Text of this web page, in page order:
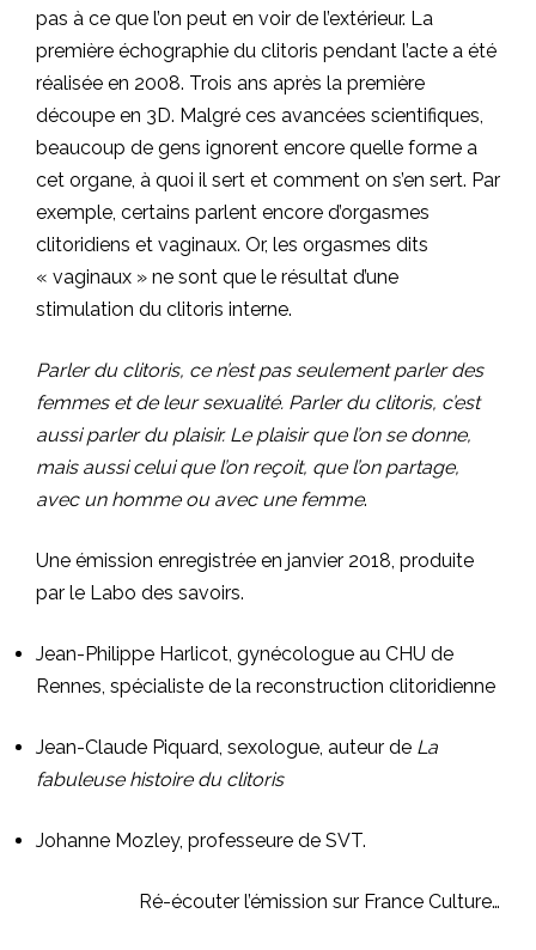
pas à ce que l’on peut en voir de l’extérieur. La
première échographie du clitoris pendant l’acte a été
réalisée en 2008. Trois ans après la première
découpe en 3D. Malgré ces avancées scientifiques,
beaucoup de gens ignorent encore quelle forme a
cet organe, à quoi il sert et comment on s’en sert. Par
exemple, certains parlent encore d’orgasmes
clitoridiens et vaginaux. Or, les orgasmes dits
« vaginaux » ne sont que le résultat d’une
stimulation du clitoris interne.
Parler du clitoris, ce n’est pas seulement parler des
femmes et de leur sexualité. Parler du clitoris, c’est
aussi parler du plaisir. Le plaisir que l’on se donne,
mais aussi celui que l’on reçoit, que l’on partage,
avec un homme ou avec une femme.
Une émission enregistrée en janvier 2018, produite
par le Labo des savoirs.
Jean-Philippe Harlicot, gynécologue au CHU de
Rennes, spécialiste de la reconstruction clitoridienne
Jean-Claude Piquard, sexologue, auteur de La
fabuleuse histoire du clitoris
Johanne Mozley, professeure de SVT.
Ré-écouter l’émission sur France Culture…